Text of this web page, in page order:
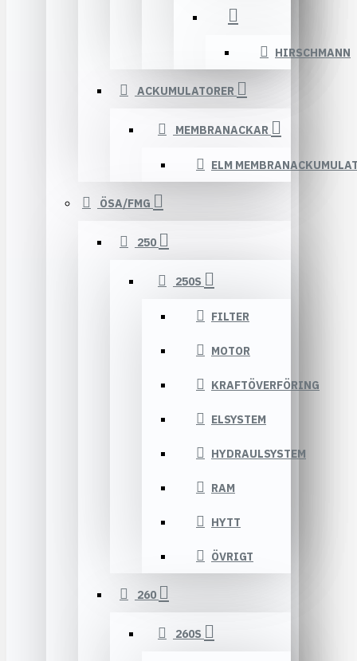
HIRSCHMANN
ACKUMULATORER
MEMBRANACKAR
ELM
ÖSA/FMG
250
250S
FILTER
MOTOR
KRAFTÖVERFÖRING
ELSYSTEM
HYDRAULSYSTEM
RAM
HYTT
ÖVRIGT
260
260S